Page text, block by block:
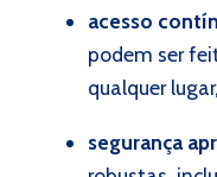
acesso
podem ser
qualquer
segurança